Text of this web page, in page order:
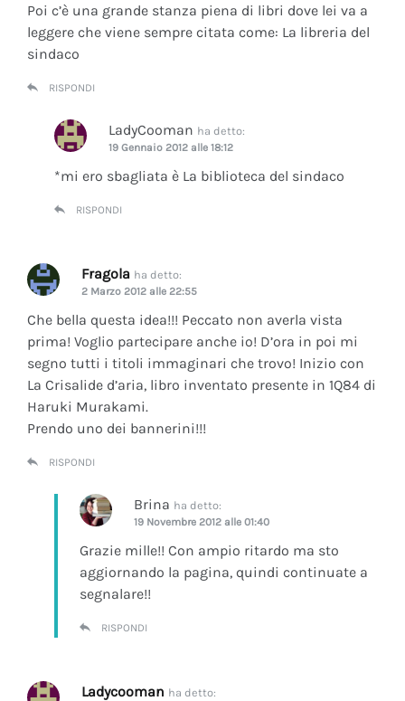
Poi c’è una grande stanza piena di libri dove lei va a
leggere che viene sempre citata come: La libreria del
sindaco
RISPONDI
LadyCooman ha detto:
19 Gennaio 2012 alle 18:12
*mi ero sbagliata è La biblioteca del sindaco
RISPONDI
Fragola ha detto:
2 Marzo 2012 alle 22:55
Che bella questa idea!!! Peccato non averla vista
prima! Voglio partecipare anche io! D’ora in poi mi
segno tutti i titoli immaginari che trovo! Inizio con
La Crisalide d’aria, libro inventato presente in 1Q84 di
Haruki Murakami.
Prendo uno dei bannerini!!!
RISPONDI
Brina ha detto:
19 Novembre 2012 alle 01:40
Grazie mille!! Con ampio ritardo ma sto
aggiornando la pagina, quindi continuate a
segnalare!!
RISPONDI
Ladycooman ha detto: